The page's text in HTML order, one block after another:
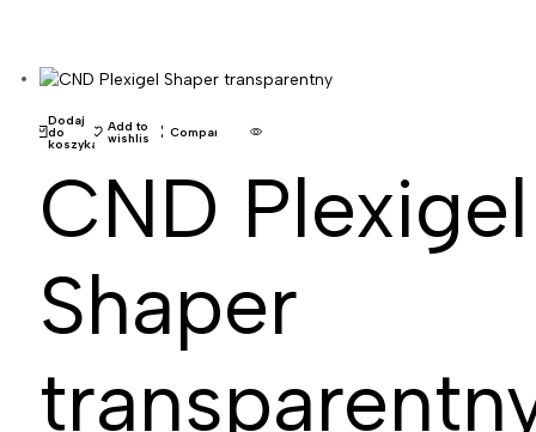
Dodaj
do
koszyka
Add to
wishlist Compare
CND Plexigel
Shaper